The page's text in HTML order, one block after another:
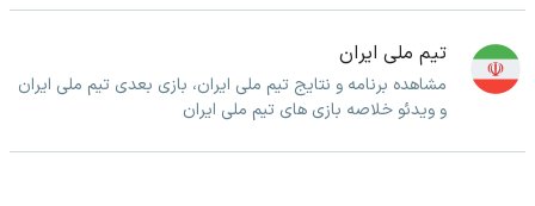
تیم ملی ایران
مشاهده برنامه و نتایج تیم ملی ایران، بازی بعدی تیم ملی ایران
و ویدئو خلاصه بازی های تیم ملی ایران